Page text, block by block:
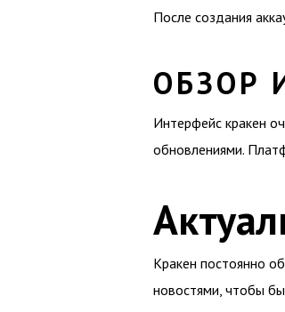
После создания
ОБЗОР
Интерфейс кракен
обновлениями.
Кракен постоянно
новостями, чтобы